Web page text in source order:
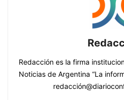
Redacción es la firma
Noticias de Argentina “La